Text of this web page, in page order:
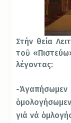
Στήν θεία
τοῦ
λέγοντας:
-
γιά νά